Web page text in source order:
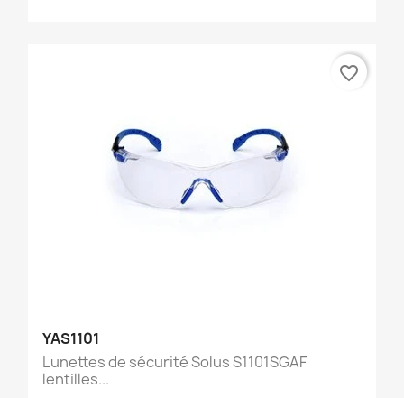
YAS1101
Lunettes de sécurité Solus S1101SGAF
lentilles...
favorite_border